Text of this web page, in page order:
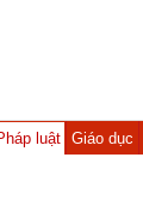
luật Giáo dục